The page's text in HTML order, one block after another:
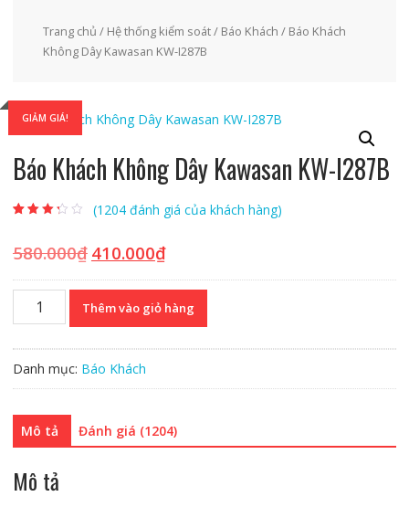
Trang chủ / Hệ thống kiểm soát/ Báo Khách / Báo Khách
Không Dây Kawasan KW-I287B
GIẢM GIÁ!
Báo Khách Không Dây Kawasan KW-I287B
trên đánh
giá
(1204đánh giá của khách hàng)
580.000₫ Giá
là:
580.000₫.
410.000₫Giá
tại
là:
410.000₫.
Kawasan
I287B
số
Thêm vào giỏ hàng
Danh mục: Báo Khách
Mô tả Đánh giá (1204)
Mô tả